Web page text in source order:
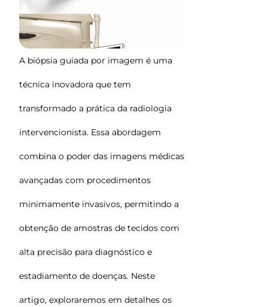
A biópsia guiada por imagem é uma
técnica inovadora que tem
transformado a prática da radiologia
intervencionista. Essa abordagem
combina o poder das imagens médicas
avançadas com procedimentos
minimamente invasivos, permitindo a
obtenção de amostras de tecidos com
alta precisão para diagnóstico e
estadiamento de doenças. Neste
artigo, exploraremos em detalhes os